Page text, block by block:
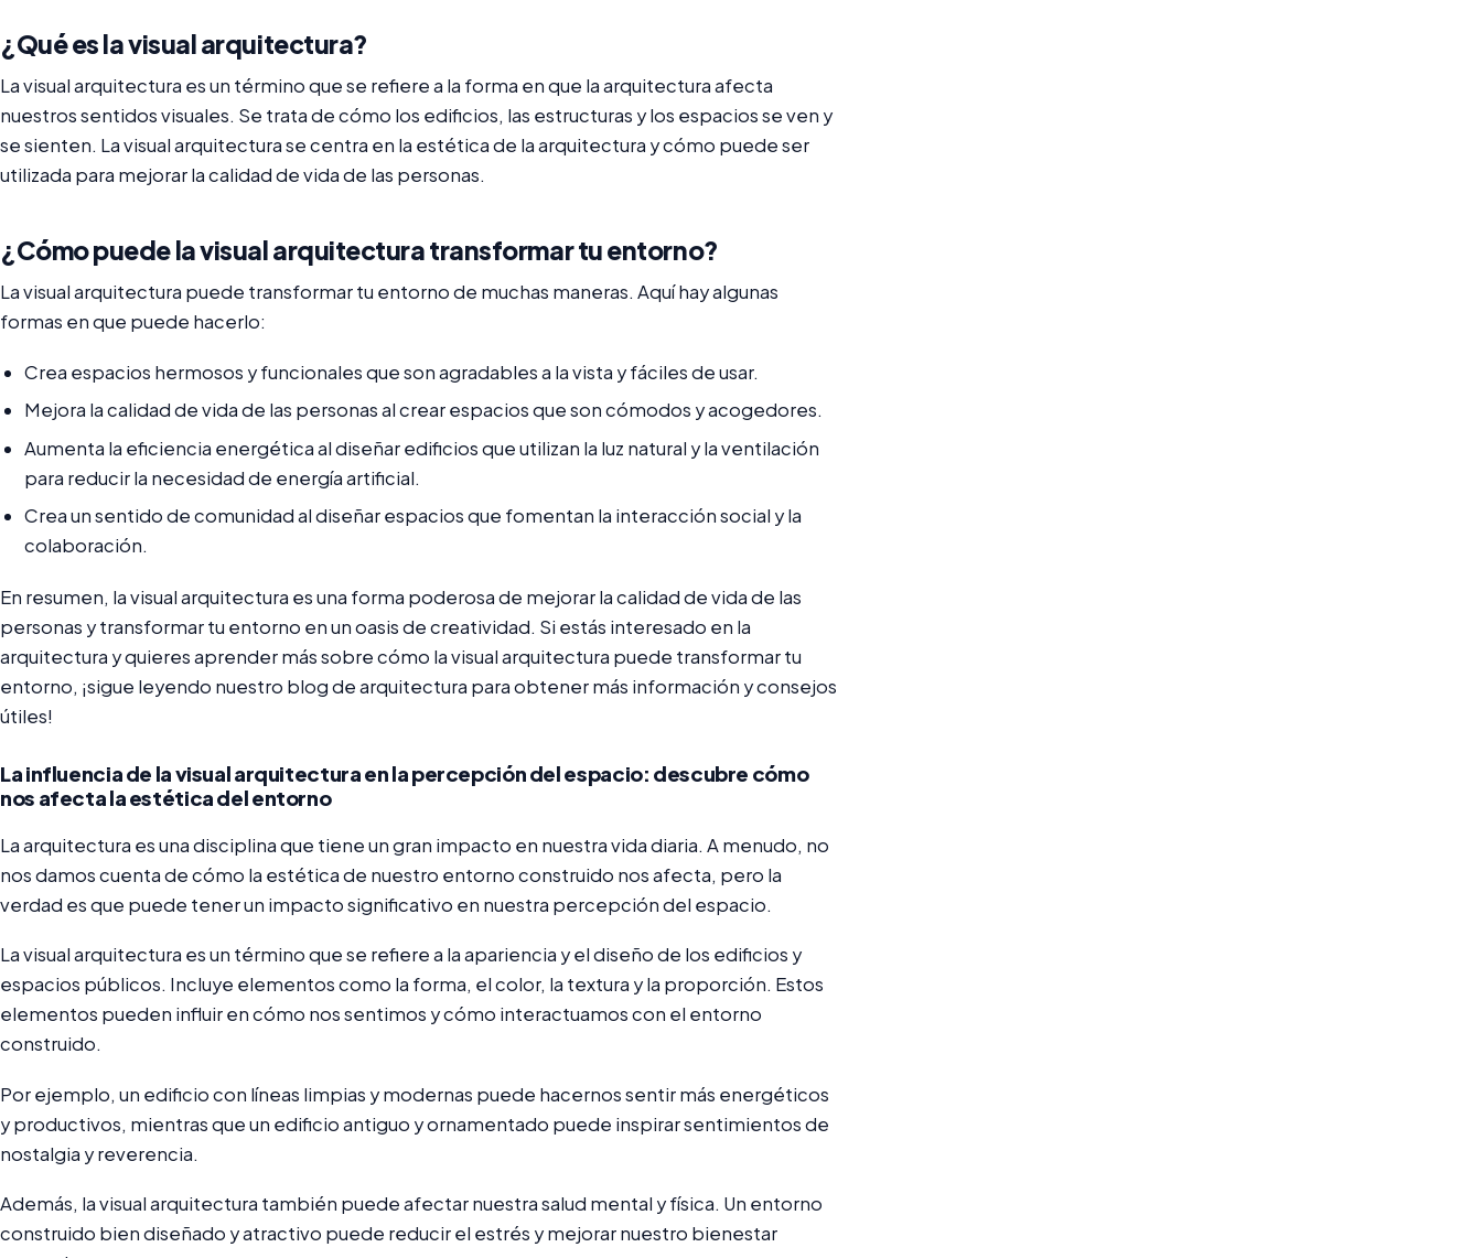
¿Qué es la visual arquitectura?
La visual arquitectura es un término que se refiere a la forma en que la arquitectura afecta
nuestros sentidos visuales. Se trata de cómo los edificios, las estructuras y los espacios se ven y
se sienten. La visual arquitectura se centra en la estética de la arquitectura y cómo puede ser
utilizada para mejorar la calidad de vida de las personas.
¿Cómo puede la visual arquitectura transformar tu entorno?
La visual arquitectura puede transformar tu entorno de muchas maneras. Aquí hay algunas
formas en que puede hacerlo:
Crea espacios hermosos y funcionales que son agradables a la vista y fáciles de usar.
Mejora la calidad de vida de las personas al crear espacios que son cómodos y acogedores.
Aumenta la eficiencia energética al diseñar edificios que utilizan la luz natural y la ventilación
para reducir la necesidad de energía artificial.
Crea un sentido de comunidad al diseñar espacios que fomentan la interacción social y la
colaboración.
En resumen, la visual arquitectura es una forma poderosa de mejorar la calidad de vida de las
personas y transformar tu entorno en un oasis de creatividad. Si estás interesado en la
arquitectura y quieres aprender más sobre cómo la visual arquitectura puede transformar tu
entorno, ¡sigue leyendo nuestro blog de arquitectura para obtener más información y consejos
útiles!
La influencia de la visual arquitectura en la percepción del espacio: descubre cómo
nos afecta la estética del entorno
La arquitectura es una disciplina que tiene un gran impacto en nuestra vida diaria. A menudo, no
nos damos cuenta de cómo la estética de nuestro entorno construido nos afecta, pero la
verdad es que puede tener un impacto significativo en nuestra percepción del espacio.
La visual arquitectura es un término que se refiere a la apariencia y el diseño de los edificios y
espacios públicos. Incluye elementos como la forma, el color, la textura y la proporción. Estos
elementos pueden influir en cómo nos sentimos y cómo interactuamos con el entorno
construido.
Por ejemplo, un edificio con líneas limpias y modernas puede hacernos sentir más energéticos
y productivos, mientras que un edificio antiguo y ornamentado puede inspirar sentimientos de
nostalgia y reverencia.
Además, la visual arquitectura también puede afectar nuestra salud mental y física. Un entorno
construido bien diseñado y atractivo puede reducir el estrés y mejorar nuestro bienestar